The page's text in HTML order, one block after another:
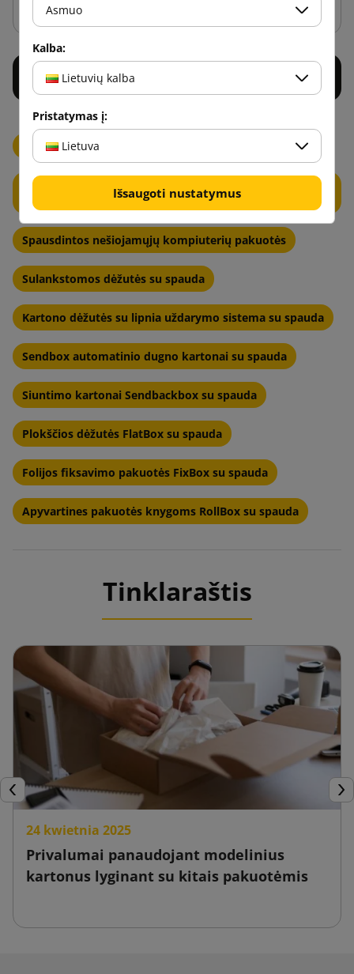
Sulankstomos dėžės su spauda
Sulankstomos kartoninės dėžės pagal matmenis su
spauda
Spausdintos nešiojamųjų kompiuterių pakuotės
Sulankstomos dėžutės su spauda
Kartono dėžutės su lipnia uždarymo sistema su spauda
Sendbox automatinio dugno kartonai su spauda
Siuntimo kartonai Sendbackbox su spauda
Plokščios dėžutės FlatBox su spauda
Folijos fiksavimo pakuotės FixBox su spauda
Apyvartines pakuotės knygoms RollBox su spauda
Tinklaraštis
Ankstesnis
24 kwietnia 2025
Privalumai panaudojant modelinius
kartonus lyginant su kitais pakuotėmis
Asmuo
Kalba:
Lietuvių kalba
Pristatymas į:
Lietuva
Išsaugoti nustatymus